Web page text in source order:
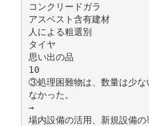
コンクリードガラ
アスベスト含有建材
人による粗選別
タイヤ
思い出の品
10
③処理困難物は、数量は少な
なかった。
→
場内設備の活用、新規設備の